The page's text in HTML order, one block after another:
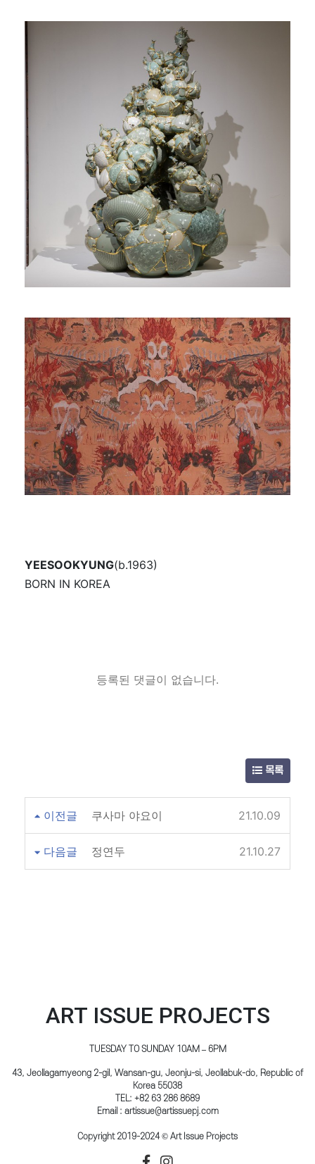
YEESOOKYUNG(b.1963)
BORN IN KOREA
등록된 댓글이 없습니다.
목록
이전글 쿠사마 야요이 21.10.09
다음글 정연두 21.10.27
ART ISSUE PROJECTS
TUESDAY TO SUNDAY 10AM – 6PM
43, Jeollagamyeong 2-gil, Wansan-gu, Jeonju-si, Jeollabuk-do, Republic of
Korea 55038
TEL: +82 63 286 8689
Email : artissue@artissuepj.com
Copyright 2019-2024 © Art Issue Projects